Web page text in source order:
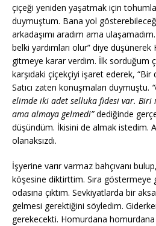
çiçeği yeniden yaşatmak için tohumlar
duymuştum. Bana yol
arkadaşımı aradım ama
belki yardımları olur” diye düşünerek
gitmeye karar verdim. İlk sorduğum
karşıdaki çiçekçiyi işaret ederek, “Bir
Satıcı zaten konuşmaları duymuştu.
elimde iki adet selluka fidesi var. Biri
ama almaya gelmedi”dediğinde
düşündüm. İkisini de almak istedim.
olanaksızdı.
İşyerine varır varmaz bahçıvanı
köşesine diktirttim. Sıra göstermeye
odasına çıktım. Sevkiyatlarda bir
gelmesi gerektiğini söyledim.
gerekecekti. Homurdana